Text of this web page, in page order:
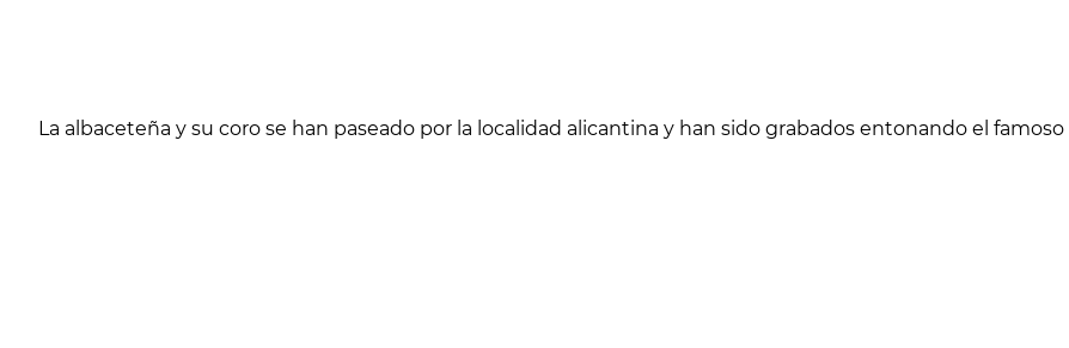
La albaceteña y su coro se han paseado por la localidad alicantina y han sido grabados entonando el famoso